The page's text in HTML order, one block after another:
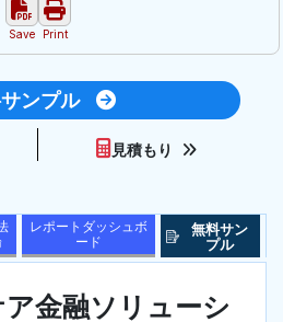
Save Print
ンプル
見積もり
レポートダッシュボ
ード
無料サン
プル
金融ソリューシ